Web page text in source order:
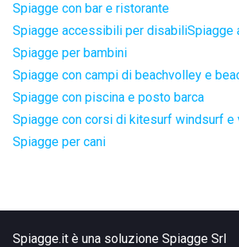
Spiagge con bar e ristorante
Spiagge accessibili per disabiliSpiagge
Spiagge per bambini
Spiagge con campi di beachvolley e
Spiagge con piscina e posto barca
Spiagge con corsi di kitesurf windsurf e
Spiagge per cani
Spiagge.it è una soluzione Spiagge Srl